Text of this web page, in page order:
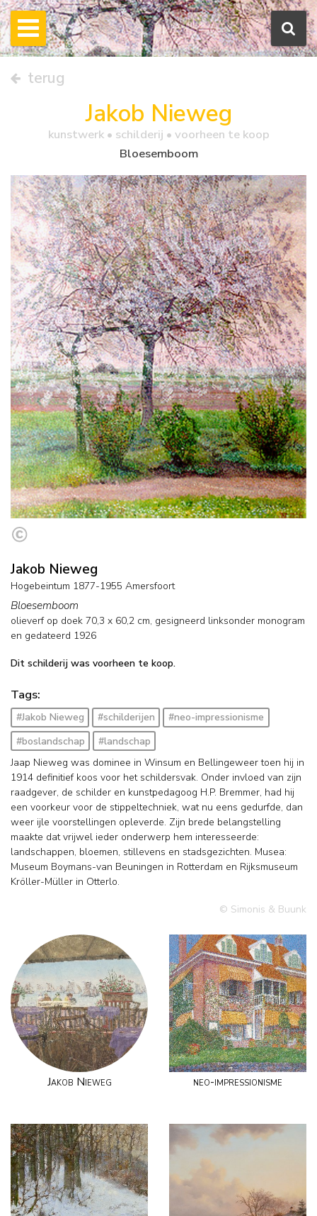
terug
Jakob Nieweg
kunstwerk • schilderij • voorheen te koop
Bloesemboom
Jakob Nieweg
Hogebeintum 1877-1955 Amersfoort
Bloesemboom
olieverf op doek 70,3 x 60,2 cm, gesigneerd linksonder monogram
en gedateerd 1926
Dit schilderij was voorheen te koop.
Tags:
#Jakob Nieweg #schilderijen
#neo-impressionisme
#boslandschap
#landschap
Jaap Nieweg was dominee in Winsum en Bellingeweer toen hij in
1914 definitief koos voor het schildersvak. Onder invloed van zijn
raadgever, de schilder en kunstpedagoog H.P. Bremmer, had hij
een voorkeur voor de stippeltechniek, wat nu eens gedurfde, dan
weer ijle voorstellingen opleverde. Zijn brede belangstelling
maakte dat vrijwel ieder onderwerp hem interesseerde:
landschappen, bloemen, stillevens en stadsgezichten. Musea:
Museum Boymans-van Beuningen in Rotterdam en Rijksmuseum
Kröller-Müller in Otterlo.
© Simonis & Buunk
Jakob Nieweg neo-impressionisme